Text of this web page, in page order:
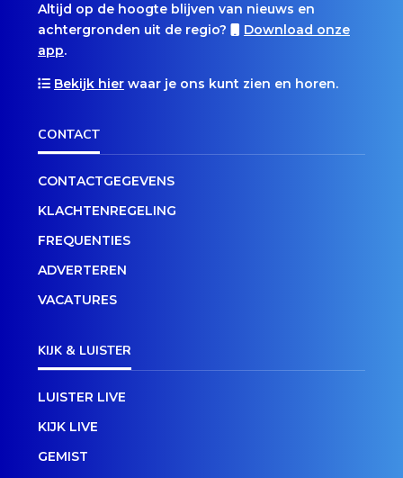
Altijd op de hoogte blijven van nieuws en
achtergronden uit de regio?
Download onze
app.
Bekijk hier waar je ons kunt zien en horen.
CONTACT
CONTACTGEGEVENS
KLACHTENREGELING
FREQUENTIES
ADVERTEREN
VACATURES
KIJK & LUISTER
LUISTER LIVE
KIJK LIVE
GEMIST